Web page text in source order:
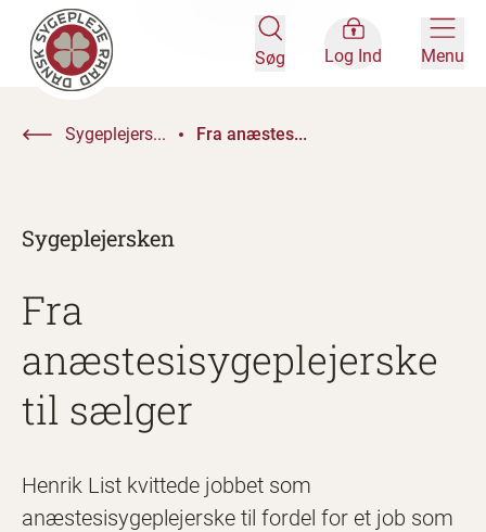
Søg Log Ind Menu
Sygeplejers... Fra anæstes...
Sygeplejersken
Fra
anæstesisygeplejerske
til sælger
Henrik List kvittede jobbet som
anæstesisygeplejerske til fordel for et job som